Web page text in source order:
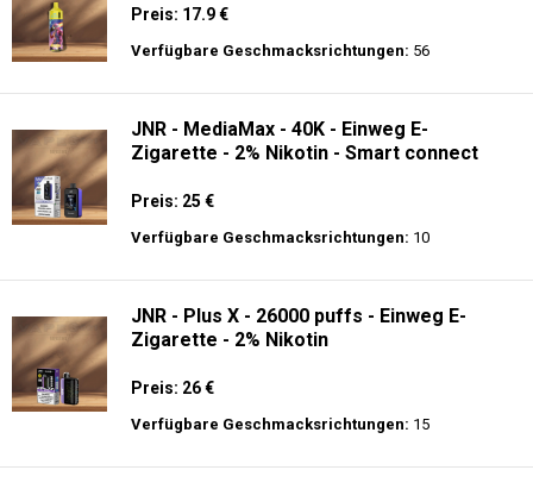
Preis: 17.9 €
Verfügbare Geschmacksrichtungen: 56
JNR - MediaMax - 40K - Einweg E-
Zigarette - 2% Nikotin - Smart connect
Preis: 25 €
Verfügbare Geschmacksrichtungen: 10
JNR - Plus X - 26000 puffs - Einweg E-
Zigarette - 2% Nikotin
Preis: 26 €
Verfügbare Geschmacksrichtungen: 15